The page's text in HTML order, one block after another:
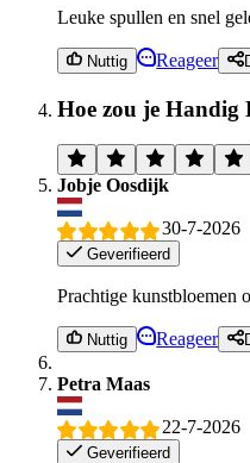
Leuke spullen en snel
Nuttig Reageer
Hoe zou je Handig
Jobje Oosdijk
30-7-2026
Geverifieerd
Prachtige kunstbloemen
Nuttig Reageer
Petra Maas
22-7-2026
Geverifieerd